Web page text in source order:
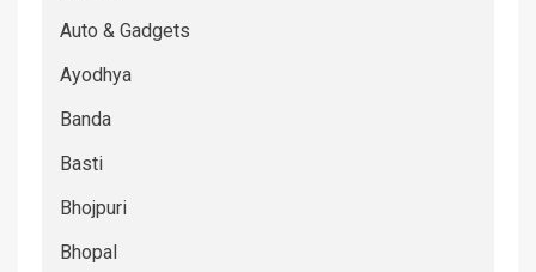
Auto & Gadgets
Ayodhya
Banda
Basti
Bhojpuri
Bhopal